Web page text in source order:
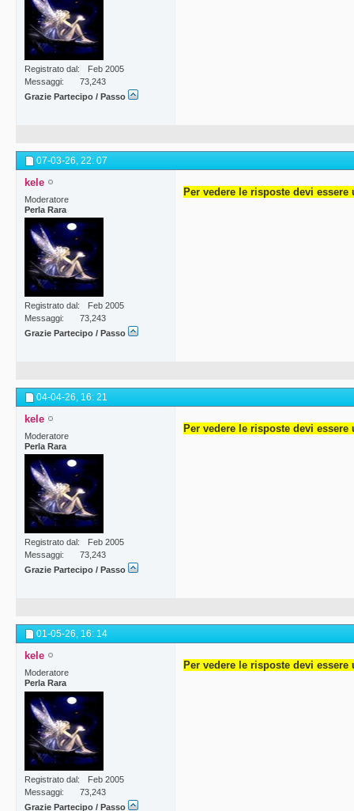
Registrato dal
Feb 2005
Messaggi
73,243
Grazie Partecipo / Passo
07-03-26, 22: 07
kele
Moderatore
Perla Rara
Registrato dal
Feb 2005
Messaggi
73,243
Grazie Partecipo / Passo
Per vedere le risposte devi essere
04-04-26, 16: 21
kele
Moderatore
Perla Rara
Registrato dal
Feb 2005
Messaggi
73,243
Grazie Partecipo / Passo
Per vedere le risposte devi
01-05-26, 16: 14
kele
Moderatore
Perla Rara
Registrato dal
Feb 2005
Messaggi
73,243
Grazie Partecipo / Passo
Per vedere le risposte devi